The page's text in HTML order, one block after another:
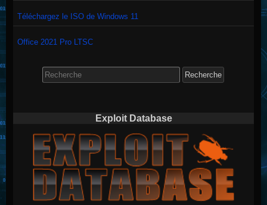
Téléchargez le ISO de Windows 11
Office 2021 Pro LTSC
for:
Exploit Database